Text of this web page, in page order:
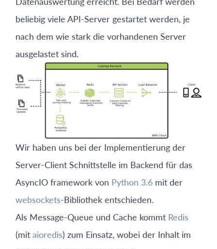
beliebig viele API-Server gestartet werden, je
nach dem wie stark die vorhandenen Server
ausgelastet sind.
Wir haben uns bei der Implementierung der
Server-Client Schnittstelle im Backend für das
AsyncIO framework von Python 3.6 mit der
websockets-Bibliothek entschieden.
Als Message-Queue und Cache kommt Redis
(mit aioredis) zum Einsatz, wobei der Inhalt im